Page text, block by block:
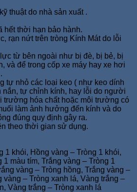
thuật do nhà sản xuất .
hết thời hạn bảo hành.
rạn nứt trên tròng Kính Mát do lỗi
từ bên ngoài như bị đè, bị bẻ, bị
và để trong cốp xe máy hay xe hơi
tự nhỏ các loại keo ( như keo dính
tự chỉnh kính, hay lỗi do người
trường hóa chất hoặc môi trường có
làm ảnh hưởng đến kính và do
đúng quy định gây ra.
theo thời gian sử dụng.
1 khói, Hồng vàng – Tròng 1 khói,
1 màu tím, Trắng vàng – Tròng 1
vàng – Tròng hồng, Trắng vàng –
vàng – Tròng xanh lá, Vàng trắng –
Vàng trắng – Tròng xanh lá